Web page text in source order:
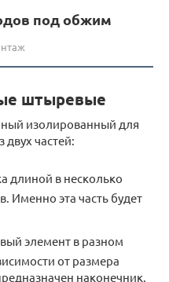
под обжим
штыревые
изолированный для
двух частей:
длиной в несколько
Именно эта часть будет
элемент в разном
от размера
наконечник.